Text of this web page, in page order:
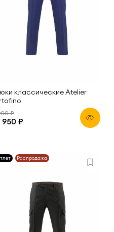
классические Atelier
₽
950 ₽
Распродажа